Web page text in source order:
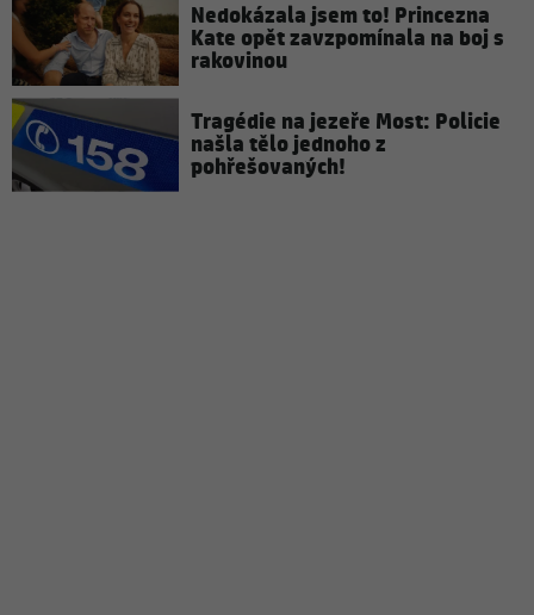
Nedokázala jsem to! Princezna
Kate opět zavzpomínala na boj s
rakovinou
Tragédie na jezeře Most: Policie
našla tělo jednoho z
pohřešovaných!